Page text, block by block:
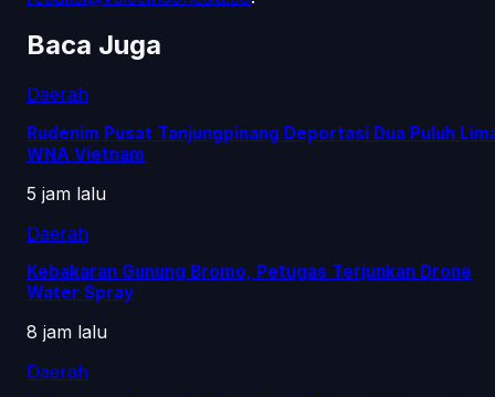
Baca Juga
Daerah
Rudenim Pusat Tanjungpinang Deportasi Dua Puluh
WNA Vietnam
5 jam lalu
Daerah
Kebakaran Gunung Bromo, Petugas Terjunkan Drone
Water Spray
8 jam lalu
Daerah